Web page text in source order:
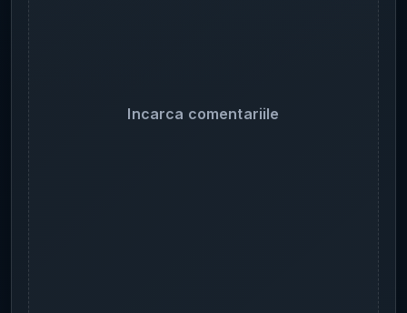
Incarca comentariile